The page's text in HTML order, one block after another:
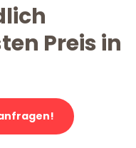
Preis in